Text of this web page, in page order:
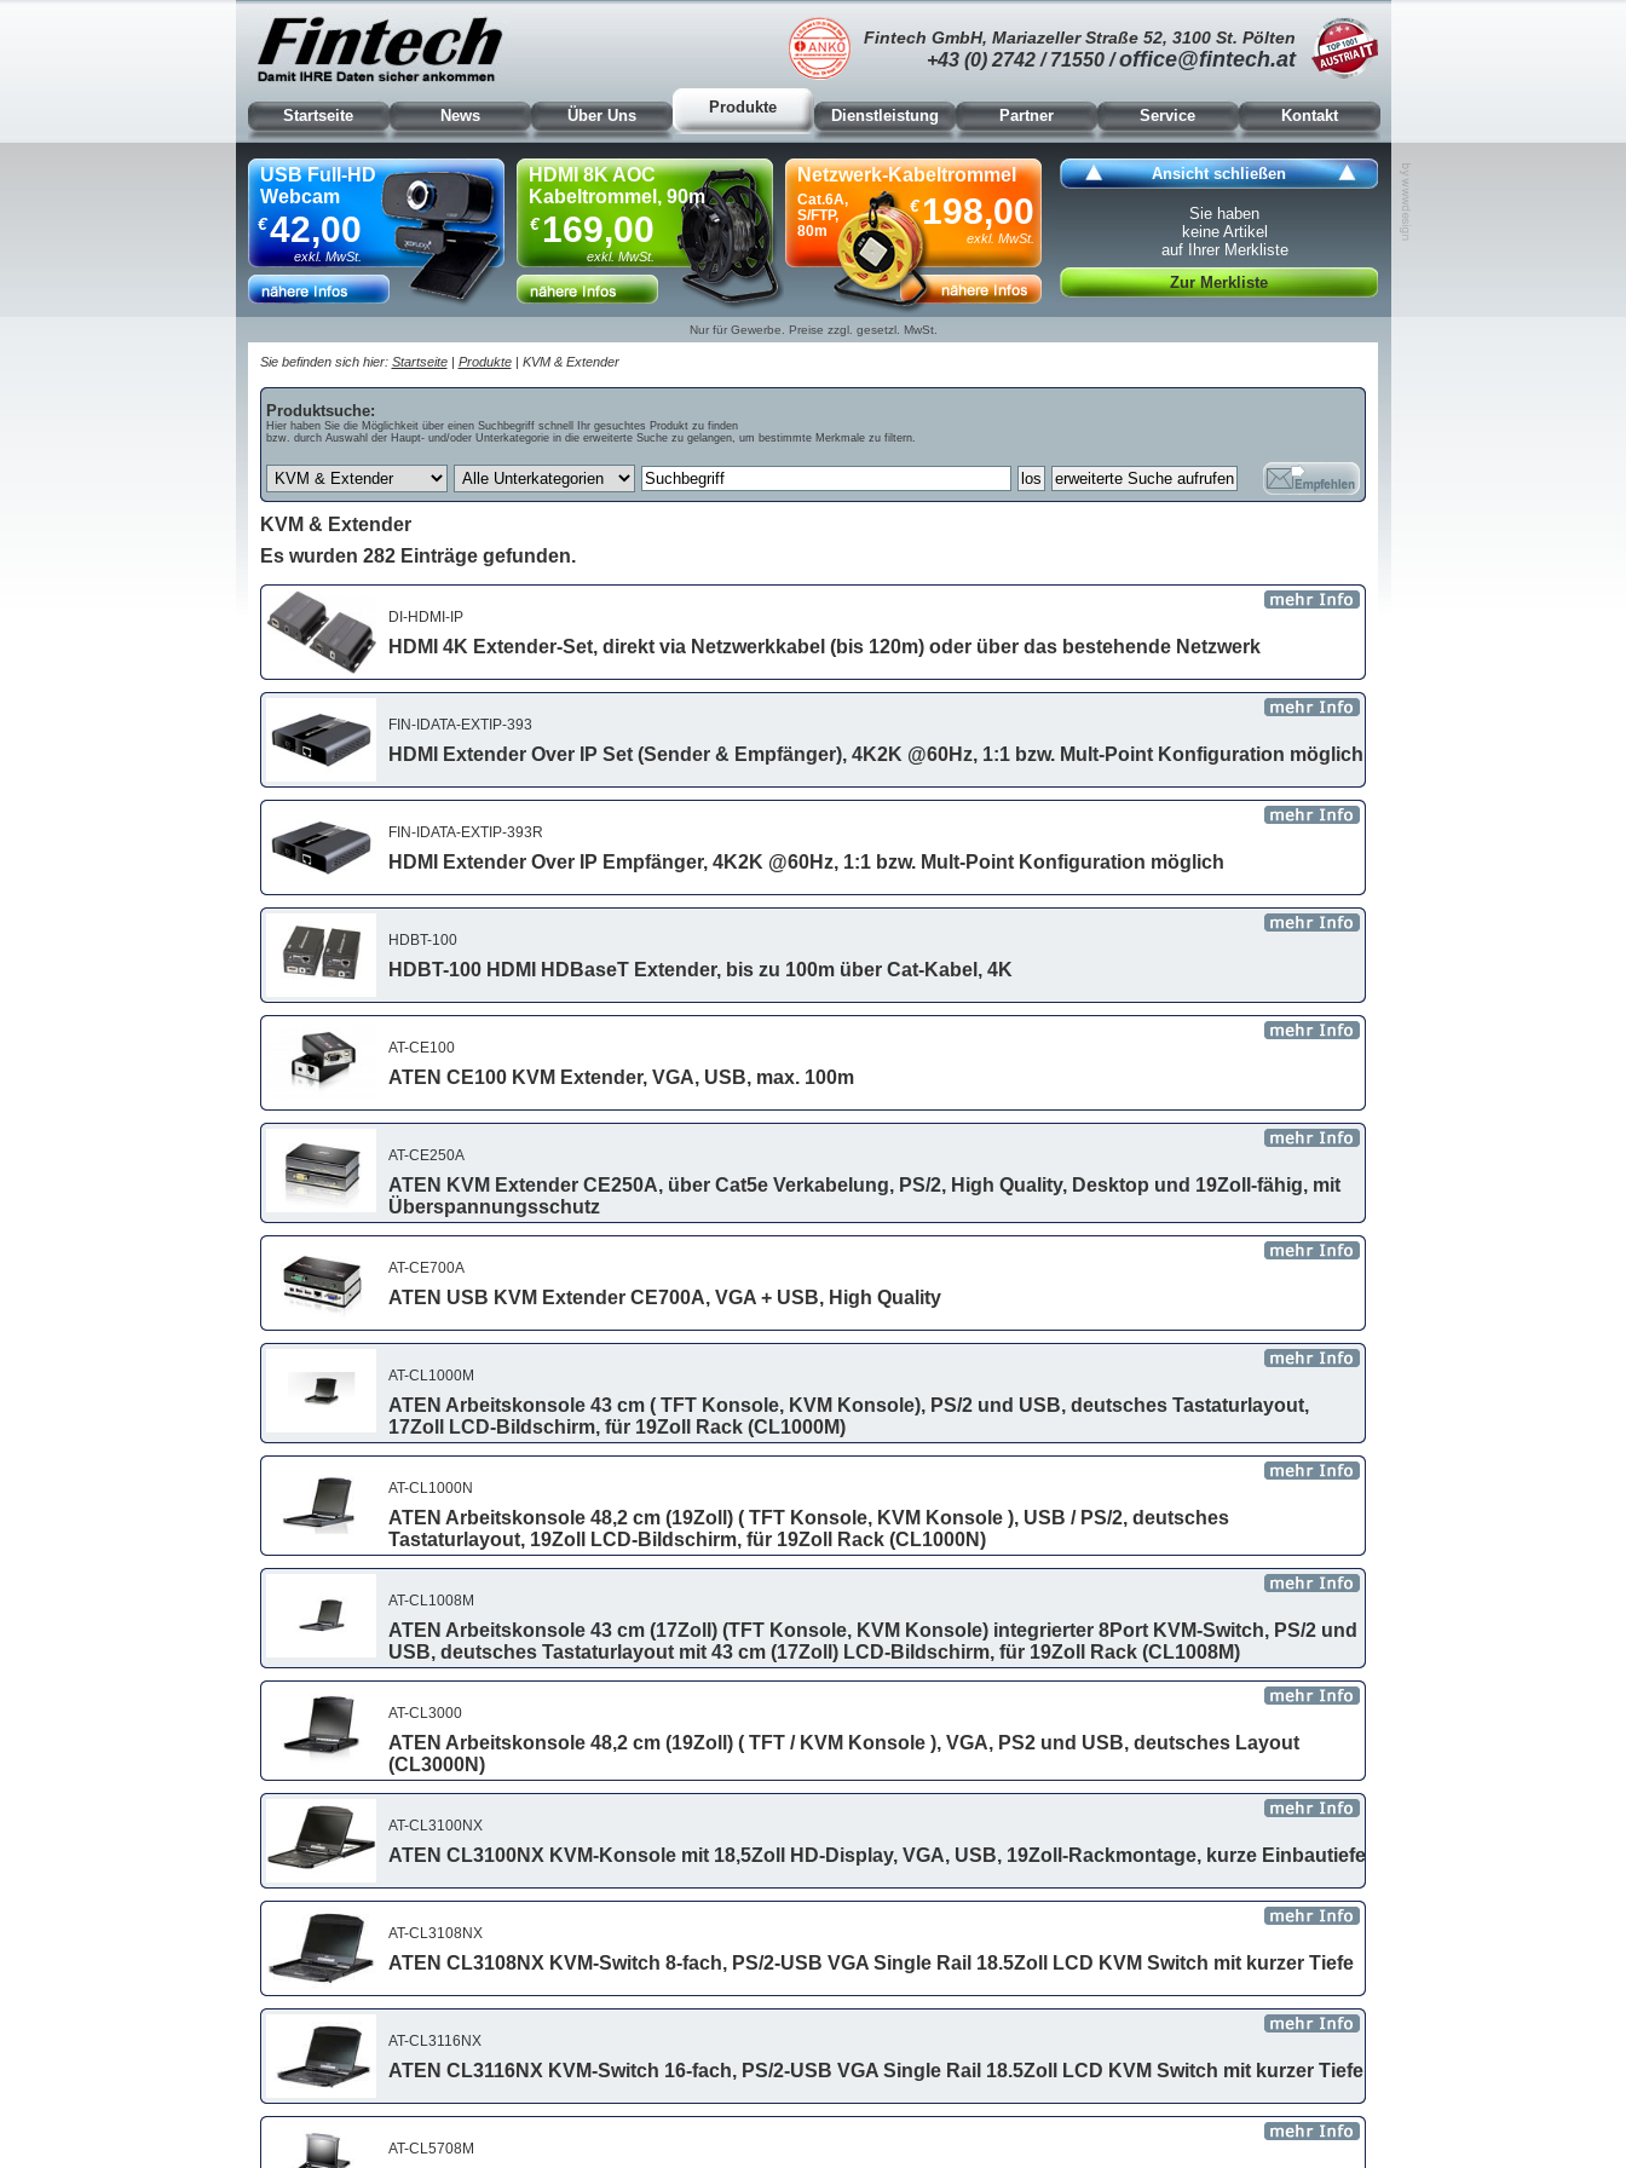
Fintech GmbH, Mariazeller Straße 52, 3100 St. Pölten
+43 (0) 2742 / 71550 /office@fintech.at
Startseite News Über Uns Produkte Dienstleistung Partner Service Kontakt
USB Full-HD
Webcam
42,00
€
exkl. MwSt.
HDMI 8K AOC
Kabeltrommel, 90m
169,00
€
exkl. MwSt.
Netzwerk-Kabeltrommel
Cat.6A,
S/FTP,
80m
198,00
€
exkl. MwSt.
Ansicht schließen
Sie haben
keine Artikel
auf Ihrer Merkliste
Zur Merkliste
Nur für Gewerbe. Preise zzgl. gesetzl. MwSt.
Sie befinden sich hier: Startseite| Produkte| KVM & Extender
Produktsuche:
Hier haben Sie die Möglichkeit über einen Suchbegriff schnell Ihr gesuchtes Produkt zu finden
bzw. durch Auswahl der Haupt- und/oder Unterkategorie in die erweiterte Suche zu gelangen, um bestimmte Merkmale zu filtern.
KVM & Extender
Es wurden 282 Einträge gefunden.
DI-HDMI-IP
HDMI 4K Extender-Set, direkt via Netzwerkkabel (bis 120m) oder über das bestehende Netzwerk
FIN-IDATA-EXTIP-393
HDMI Extender Over IP Set (Sender & Empfänger), 4K2K @60Hz, 1:1 bzw. Mult-Point Konfiguration möglich
FIN-IDATA-EXTIP-393R
HDMI Extender Over IP Empfänger, 4K2K @60Hz, 1:1 bzw. Mult-Point Konfiguration möglich
HDBT-100
HDBT-100 HDMI HDBaseT Extender, bis zu 100m über Cat-Kabel, 4K
AT-CE100
ATEN CE100 KVM Extender, VGA, USB, max. 100m
AT-CE250A
ATEN KVM Extender CE250A, über Cat5e Verkabelung, PS/2, High Quality, Desktop und 19Zoll-fähig, mit
Überspannungsschutz
AT-CE700A
ATEN USB KVM Extender CE700A, VGA + USB, High Quality
AT-CL1000M
ATEN Arbeitskonsole 43 cm ( TFT Konsole, KVM Konsole), PS/2 und USB, deutsches Tastaturlayout,
17Zoll LCD-Bildschirm, für 19Zoll Rack (CL1000M)
AT-CL1000N
ATEN Arbeitskonsole 48,2 cm (19Zoll) ( TFT Konsole, KVM Konsole ), USB / PS/2, deutsches
Tastaturlayout, 19Zoll LCD-Bildschirm, für 19Zoll Rack (CL1000N)
AT-CL1008M
ATEN Arbeitskonsole 43 cm (17Zoll) (TFT Konsole, KVM Konsole) integrierter 8Port KVM-Switch, PS/2 und
USB, deutsches Tastaturlayout mit 43 cm (17Zoll) LCD-Bildschirm, für 19Zoll Rack (CL1008M)
AT-CL3000
ATEN Arbeitskonsole 48,2 cm (19Zoll) ( TFT / KVM Konsole ), VGA, PS2 und USB, deutsches Layout
(CL3000N)
AT-CL3100NX
ATEN CL3100NX KVM-Konsole mit 18,5Zoll HD-Display, VGA, USB, 19Zoll-Rackmontage, kurze Einbautiefe
AT-CL3108NX
ATEN CL3108NX KVM-Switch 8-fach, PS/2-USB VGA Single Rail 18.5Zoll LCD KVM Switch mit kurzer Tiefe
AT-CL3116NX
ATEN CL3116NX KVM-Switch 16-fach, PS/2-USB VGA Single Rail 18.5Zoll LCD KVM Switch mit kurzer Tiefe
AT-CL5708M